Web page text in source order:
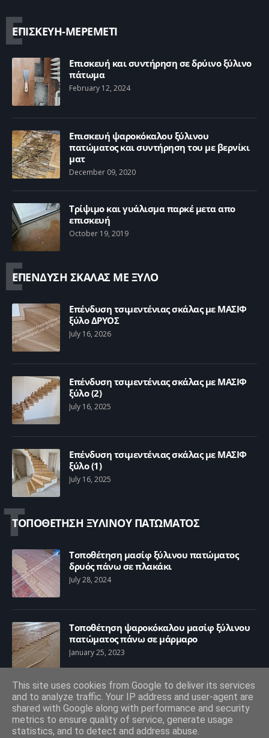
Ε
ΕΠΙΣΚΕΥΗ-ΜΕΡΕΜΕΤΙ
Επισκευή και συντήρηση σε δρύινο ξύλινο
πάτωμα
February 12, 2024
Επισκευή ψαροκόκαλου ξύλινου
πατώματος και συντήρηση του με βερνίκι
ματ
December 09, 2020
Τρίψιμο και γυάλισμα παρκέ μετα απο
επισκευή
October 19, 2019
Ε
ΕΠΕΝΔΥΣΗ ΣΚΑΛΑΣ ΜΕ ΞΥΛΟ
Επένδυση τσιμεντένιας σκάλας με ΜΑΣΙΦ
ξύλο ΔΡΥΟΣ
July 16, 2026
Επένδυση τσιμεντένιας σκάλας με ΜΑΣΙΦ
ξύλο (2)
July 16, 2025
Επένδυση τσιμεντένιας σκάλας με ΜΑΣΙΦ
ξύλο (1)
July 16, 2025
Τ
ΤΟΠΟΘΕΤΗΣΗ ΞΥΛΙΝΟΥ ΠΑΤΩΜΑΤΟΣ
Τοποθέτηση μασίφ ξύλινου πατώματος
δρυός πάνω σε πλακάκι
July 28, 2024
Τοποθέτηση ψαροκόκαλου μασίφ ξύλινου
πατώματος πάνω σε μάρμαρο
January 25, 2023
Τοποθέτηση ξύλινου πατώματος με
παραδοσιακό τρόπο
January 17, 2017
This site uses cookies from Google to deliver its services
and to analyze traffic. Your IP address and user-agent are
shared with Google along with performance and security
metrics to ensure quality of service, generate usage
statistics, and to detect and address abuse.